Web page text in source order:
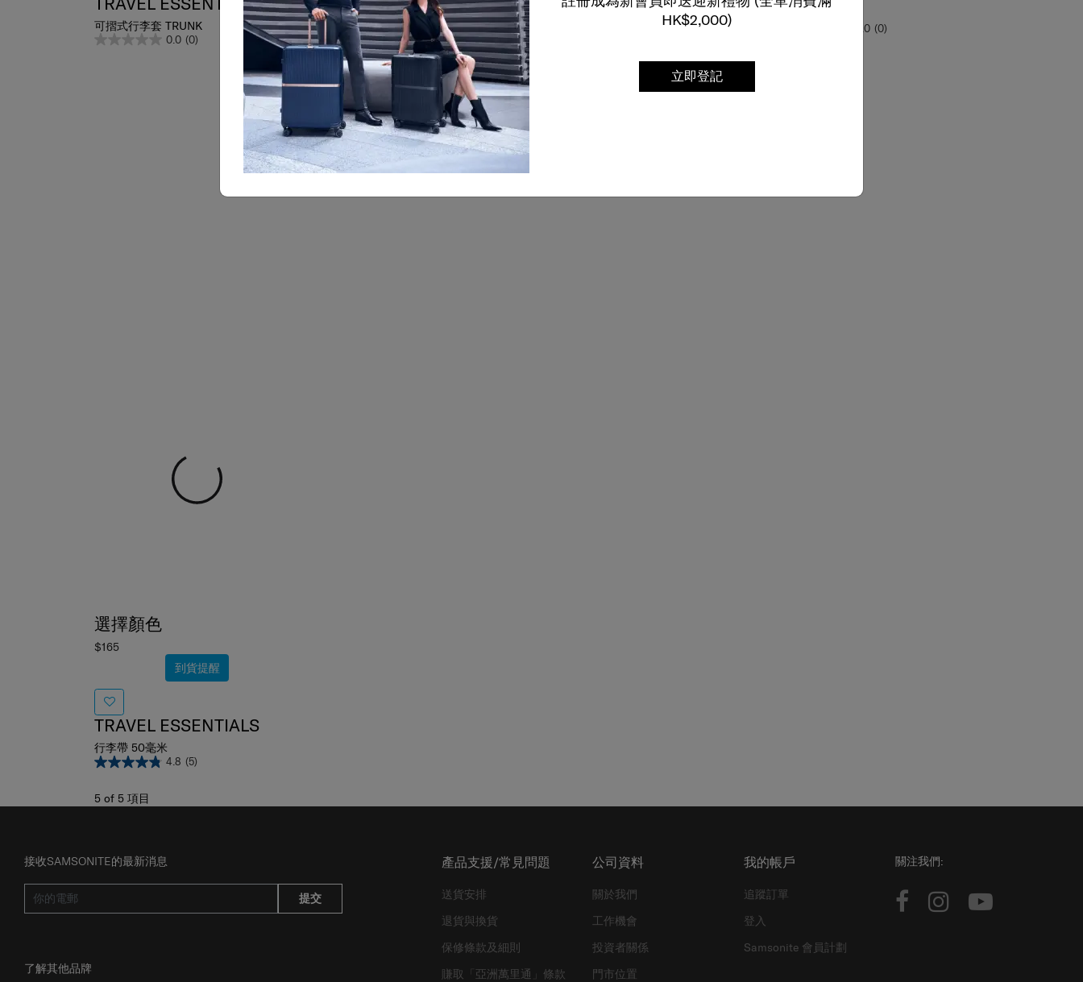
HK$2,000)
立即登記
可摺式行李套 TRUNK
0.0 (0)
可摺式單肩袋
5.0 (1)
0.0 (0)
選擇顏色
$165
到貨提醒
TRAVEL ESSENTIALS
行李帶 50毫米
4.8 (5)
5 of 5 項目
接收SAMSONITE的最新消息
提交
了解其他品牌
產品支援/常見問題
送貨安排
退貨與換貨
保修條款及細則
賺取「亞洲萬里通」條款
公司資料
關於我們
工作機會
投資者關係
門市位置
我的帳戶
追蹤訂單
登入
Samsonite 會員計劃
關注我們: